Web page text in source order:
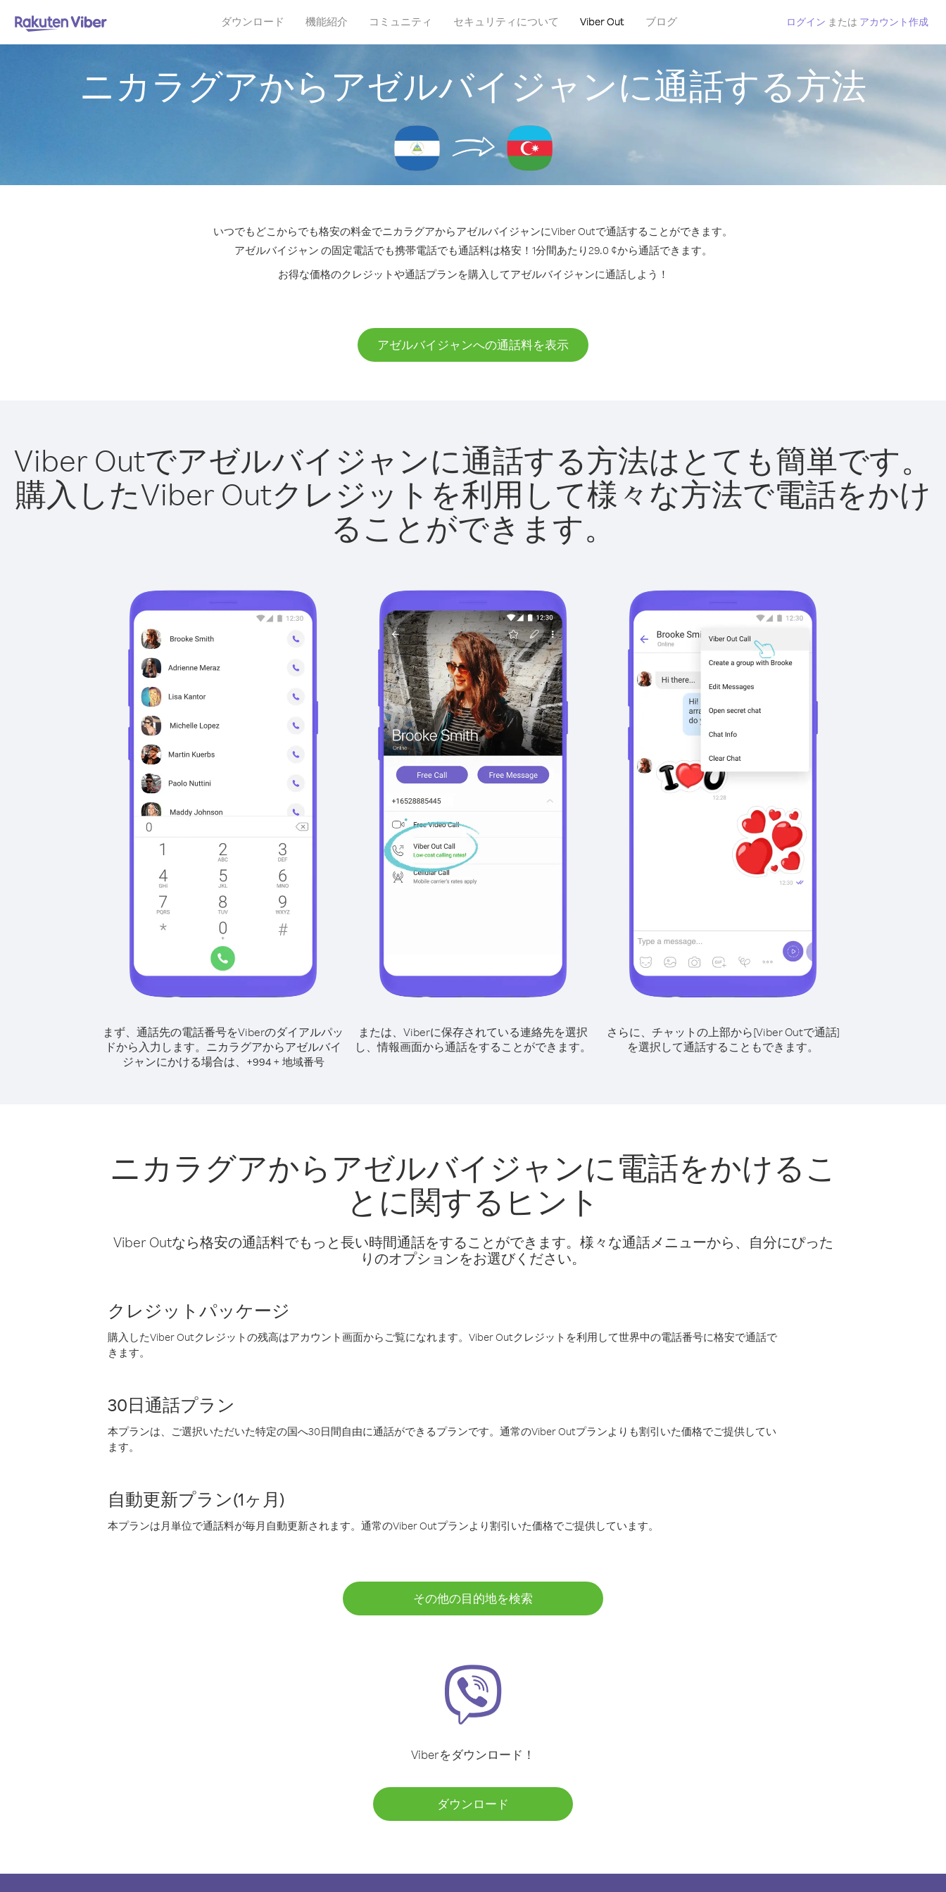
ダウンロード 機能紹介 コミュニティ セキュリティについて Viber Out ブログ ログイン または アカウント作成
ニカラグアからアゼルバイジャンに通話する方法
いつでもどこからでも格安の料金でニカラグアからアゼルバイジャンにViber Outで通話することができます。
アゼルバイジャン の固定電話でも携帯電話でも通話料は格安！1分間あたり29.0 ¢から通話できます。
お得な価格のクレジットや通話プランを購入してアゼルバイジャンに通話しよう！
アゼルバイジャンへの通話料を表示
Viber Outでアゼルバイジャンに通話する方法はとても簡単です。
購入したViber Outクレジットを利用して様々な方法で電話をかけ
ることができます。
まず、通話先の電話番号をViberのダイアルパッ
ドから入力します。 ニカラグアからアゼルバイ
ジャンにかける場合は、
+994+ 地域番号
または、Viberに保存されている連絡先を選択
し、情報画面から通話をすることができます。
さらに、チャットの上部から[Viber Outで通話]
を選択して通話することもできます。
ニカラグアからアゼルバイジャンに電話をかけるこ
とに関するヒント
Viber Outなら格安の通話料でもっと長い時間通話をすることができます。様々な通話メニューから、自分にぴった
りのオプションをお選びください。
クレジットパッケージ
購入したViber Outクレジットの残高はアカウント画面からご覧になれます。Viber Outクレジットを利用して世界中の電話番号に格安で通話で
きます。
30日通話プラン
本プランは、ご選択いただいた特定の国へ30日間自由に通話ができるプランです。通常のViber Outプランよりも割引いた価格でご提供してい
ます。
自動更新プラン(1ヶ月)
本プランは月単位で通話料が毎月自動更新されます。通常のViber Outプランより割引いた価格でご提供しています。
その他の目的地を検索
Viberをダウンロード！
ダウンロード